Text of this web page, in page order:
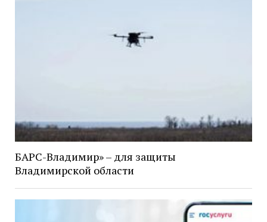
БАРС-Владимир» – для защиты
Владимирской области